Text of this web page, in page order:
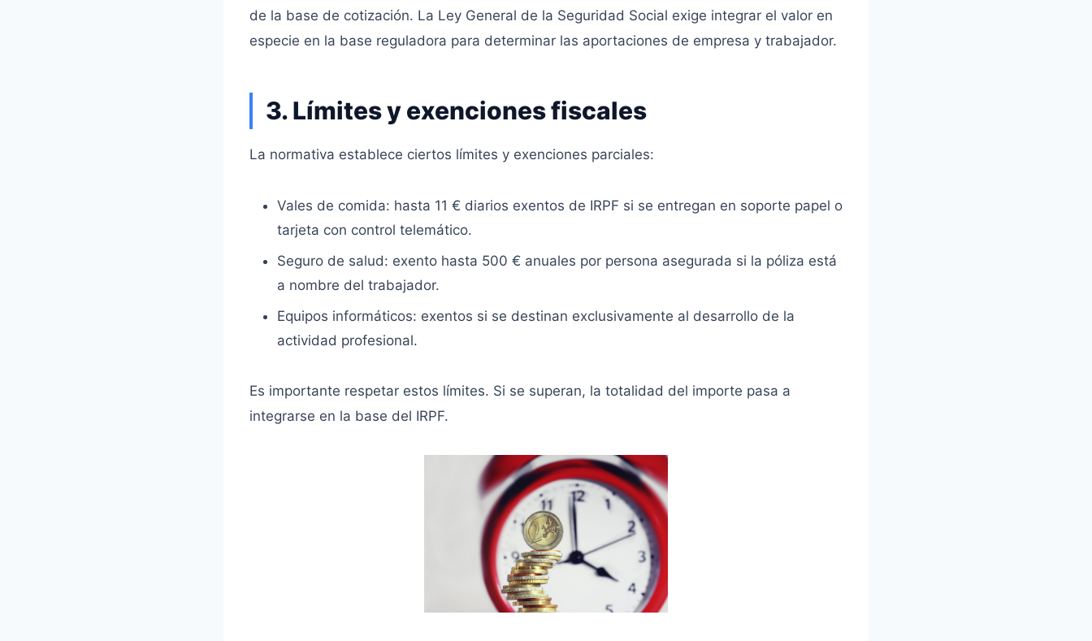
de la base de cotización. La Ley General de la Seguridad Social exige integrar el valor en
especie en la base reguladora para determinar las aportaciones de empresa y trabajador.
3. Límites y exenciones fiscales
La normativa establece ciertos límites y exenciones parciales:
Vales de comida: hasta 11 € diarios exentos de IRPF si se entregan en soporte papel o
tarjeta con control telemático.
Seguro de salud: exento hasta 500 € anuales por persona asegurada si la póliza está
a nombre del trabajador.
Equipos informáticos: exentos si se destinan exclusivamente al desarrollo de la
actividad profesional.
Es importante respetar estos límites. Si se superan, la totalidad del importe pasa a
integrarse en la base del IRPF.